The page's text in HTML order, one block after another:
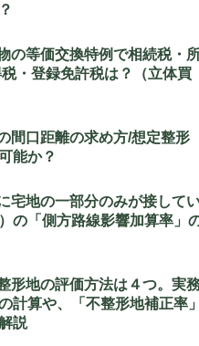
の等価交換特例で相続税・
・登録免許税は？（立体買
間口距離の求め方/想定整形
能か？
宅地の一部分のみが接して
の「側方路線影響加算率」
地の評価方法は４つ。実
計算や、「不整形地補正率
説